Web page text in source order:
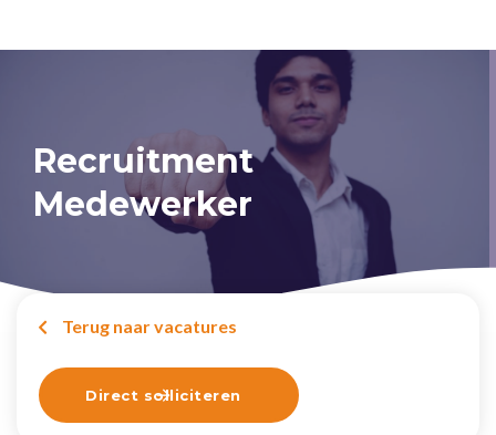
Recruitment
Medewerker
 Terug naar vacatures
Direct solliciteren
